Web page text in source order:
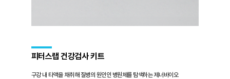
피터스랩 건강검사 키트
구강 내 타액을 채취해 질병의 원인인 병원체를 탐색하는제너바이오